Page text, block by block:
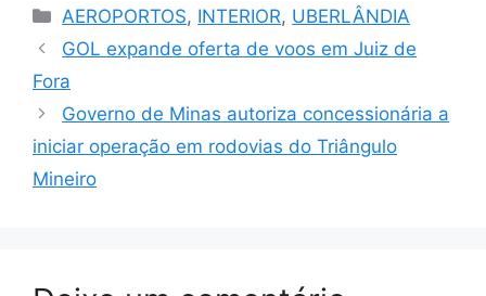
Categorias
AEROPORTOS, INTERIOR, UBERLÂNDIA
GOL expande oferta de voos em Juiz de
Fora
Governo de Minas autoriza concessionária a
iniciar operação em rodovias do Triângulo
Mineiro